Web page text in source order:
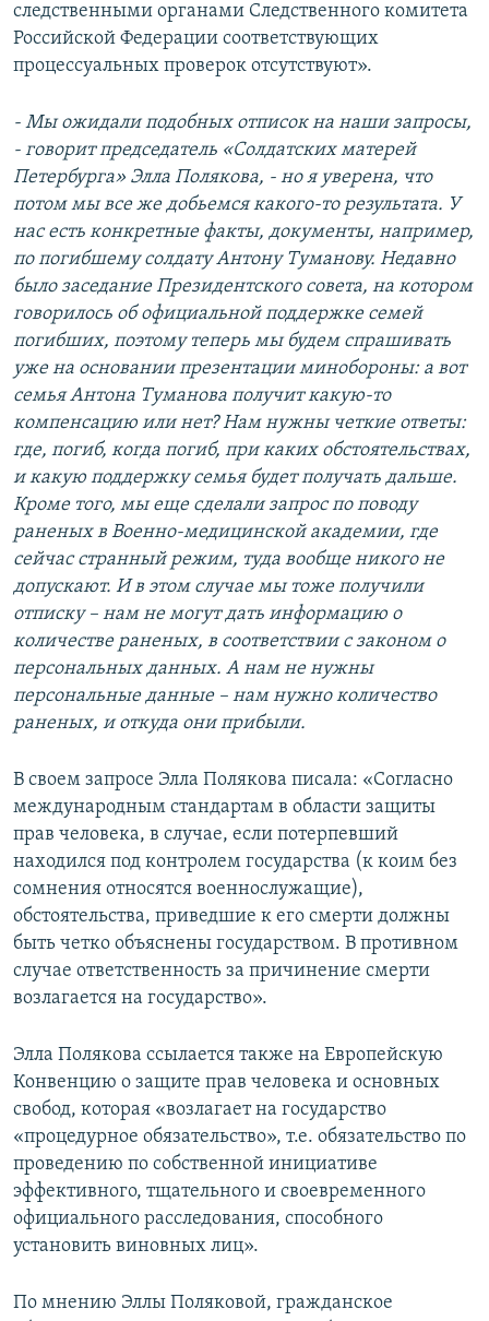
следственными органами Следственного комитета
Российской Федерации соответствующих
процессуальных проверок отсутствуют».
- Мы ожидали подобных отписок на наши запросы,
- говорит председатель «Солдатских матерей
Петербурга» Элла Полякова, - но я уверена, что
потом мы все же добьемся какого-то результата. У
нас есть конкретные факты, документы, например,
по погибшему солдату Антону Туманову. Недавно
было заседание Президентского совета, на котором
говорилось об официальной поддержке семей
погибших, поэтому теперь мы будем спрашивать
уже на основании презентации минобороны: а вот
семья Антона Туманова получит какую-то
компенсацию или нет? Нам нужны четкие ответы:
где, погиб, когда погиб, при каких обстоятельствах,
и какую поддержку семья будет получать дальше.
Кроме того, мы еще сделали запрос по поводу
раненых в Военно-медицинской академии, где
сейчас странный режим, туда вообще никого не
допускают. И в этом случае мы тоже получили
отписку – нам не могут дать информацию о
количестве раненых, в соответствии с законом о
персональных данных. А нам не нужны
персональные данные – нам нужно количество
раненых, и откуда они прибыли.
В своем запросе Элла Полякова писала: «Согласно
международным стандартам в области защиты
прав человека, в случае, если потерпевший
находился под контролем государства (к коим без
сомнения относятся военнослужащие),
обстоятельства, приведшие к его смерти должны
быть четко объяснены государством. В противном
случае ответственность за причинение смерти
возлагается на государство».
Элла Полякова ссылается также на Европейскую
Конвенцию о защите прав человека и основных
свобод, которая «возлагает на государство
«процедурное обязательство», т.е. обязательство по
проведению по собственной инициативе
эффективного, тщательного и своевременного
официального расследования, способного
установить виновных лиц».
По мнению Эллы Поляковой, гражданское